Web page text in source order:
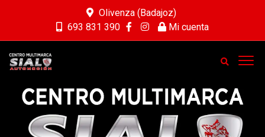
Olivenza (Badajoz)
693 831 390
Mi cuenta